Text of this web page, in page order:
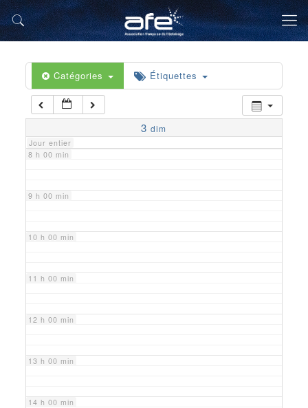
Catégories Étiquettes
3 dim
Jour entier
5 h 00 min
6 h 00 min
7 h 00 min
8 h 00 min
9 h 00 min
10 h 00 min
11 h 00 min
12 h 00 min
13 h 00 min
14 h 00 min